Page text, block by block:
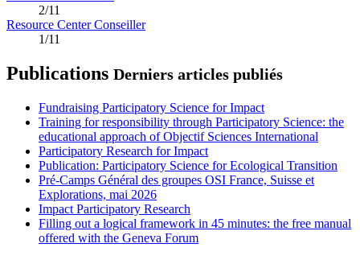
2/11
Resource Center Conseiller
1/11
Publications Derniers articles publiés
Fundraising Participatory Science for Impact
Training for responsibility through Participatory Science: the
educational approach of Objectif Sciences International
Participatory Research for Impact
Publication: Participatory Science for Ecological Transition
Pré-Camps Général des groupes OSI France, Suisse et
Explorations, mai 2026
Impact Participatory Research
Filling out a logical framework in 45 minutes: the free manual
offered with the Geneva Forum